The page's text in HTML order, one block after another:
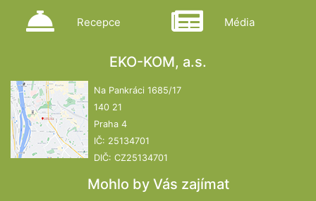
Recepce Média
EKO-KOM, a.s.
Na Pankráci 1685/17
140 21
Praha 4
IČ: 25134701
DIČ: CZ25134701
Mohlo by Vás zajímat